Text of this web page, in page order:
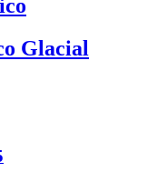
Glacial